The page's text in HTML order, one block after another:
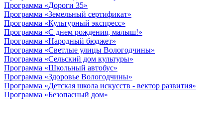
Программа «Дороги 35»
Программа «Земельный сертификат»
Программа «Культурный экспресс»
Программа «С днем рождения, малыш!»
Программа «Народный бюджет»
Программа «Светлые улицы Вологодчины»
Программа «Сельский дом культуры»
Программа «Школьный автобус»
Программа «Здоровье Вологодчины»
Программа «Детская школа искусств - вектор развития»
Программа «Безопасный дом»